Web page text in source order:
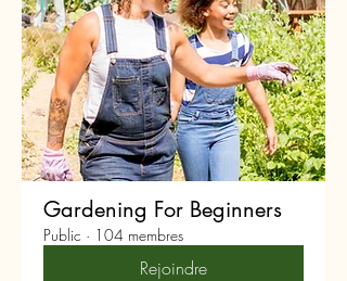
Gardening For Beginners
Public · 104 membres
Rejoindre